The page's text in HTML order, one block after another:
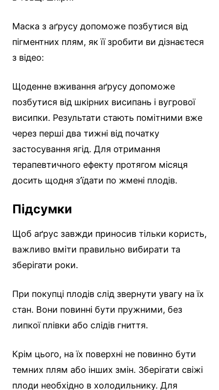
Маска з аґрусу допоможе позбутися від
пігментних плям, як її зробити ви дізнаєтеся
з відео:
Щоденне вживання аґрусу допоможе
позбутися від шкірних висипань і вугрової
висипки. Результати стають помітними вже
через перші два тижні від початку
застосування ягід. Для отримання
терапевтичного ефекту протягом місяця
досить щодня з’їдати по жмені плодів.
Підсумки
Щоб аґрус завжди приносив тільки користь,
важливо вміти правильно вибирати та
зберігати роки.
При покупці плодів слід звернути увагу на їх
стан. Вони повинні бути пружними, без
липкої плівки або слідів гниття.
Крім цього, на їх поверхні не повинно бути
темних плям або інших змін. Зберігати свіжі
плоди необхідно в холодильнику. Для